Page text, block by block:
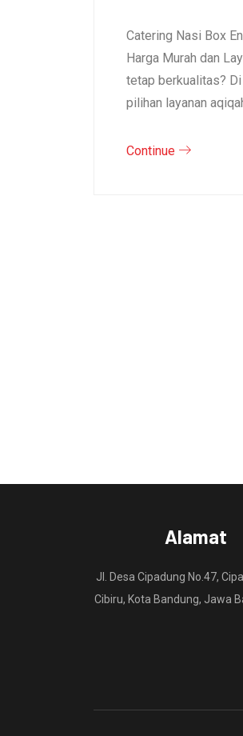
Catering Nasi Box
Harga Murah dan
tetap berkualitas? Di
pilihan layanan
Continue
Alamat
Jl. Desa Cipadung No.47,
Cibiru, Kota Bandung, Jawa